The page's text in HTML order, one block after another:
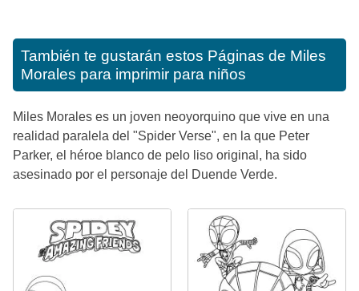
También te gustarán estos Páginas de Miles
Morales para imprimir para niños
Miles Morales es un joven neoyorquino que vive en una
realidad paralela del "Spider Verse", en la que Peter
Parker, el héroe blanco de pelo liso original, ha sido
asesinado por el personaje del Duende Verde.